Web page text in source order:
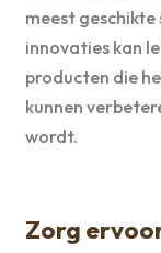
meest geschikte
innovaties kan
producten die
kunnen
wordt.
Zorg